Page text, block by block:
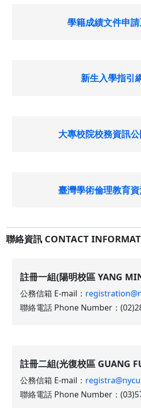
學籍成績文件申
新生入學指引
大專校院校務資訊
臺灣學術倫理教育
聯絡資訊 CONTACT
註冊一組(陽明校區 YANG
公務信箱 E-mail：
聯絡電話 Phone Number：
註冊二組(光復校區 GUANG
公務信箱 E-mail：
聯絡電話 Phone Number：